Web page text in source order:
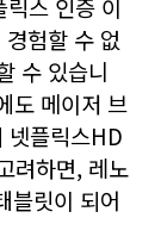
스 인증 이
험할 수 없
수 있습니
도 메이저 브
넷플릭스HD
려하면, 레노
블릿이 되어